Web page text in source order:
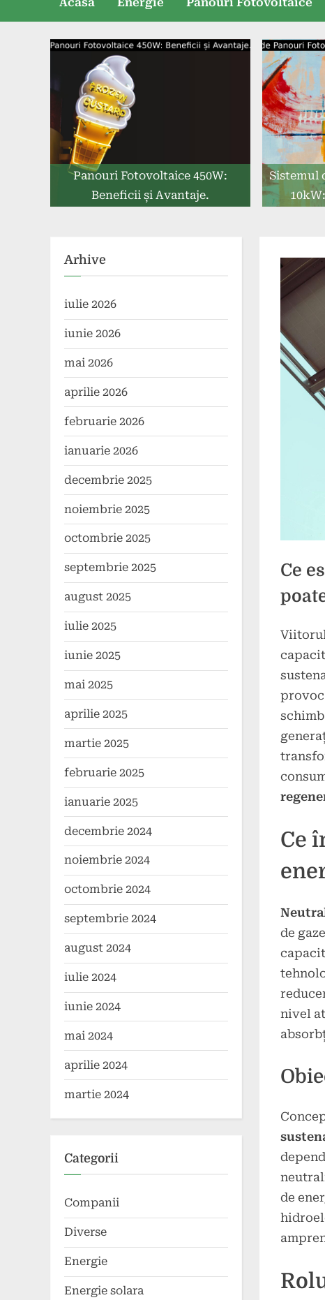
Panouri Fotovoltaice 450W:
Beneficii și Avantaje.
Sistemul
Ce
Posted
on
24
2024
By
press
Ce
de
nivel
de
Arhive
iulie 2026
iunie 2026
mai 2026
aprilie 2026
februarie 2026
ianuarie 2026
decembrie 2025
noiembrie 2025
octombrie 2025
septembrie 2025
august 2025
iulie 2025
iunie 2025
mai 2025
aprilie 2025
martie 2025
februarie 2025
ianuarie 2025
decembrie 2024
noiembrie 2024
octombrie 2024
septembrie 2024
august 2024
iulie 2024
iunie 2024
mai 2024
aprilie 2024
martie 2024
Categorii
Companii
Diverse
Energie
Energie solara